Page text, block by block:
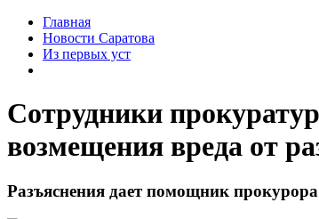
Главная
Новости Саратова
Из пеpвых уст
Сотрудники
возмещения вреда от
Разъяснения дает помощник